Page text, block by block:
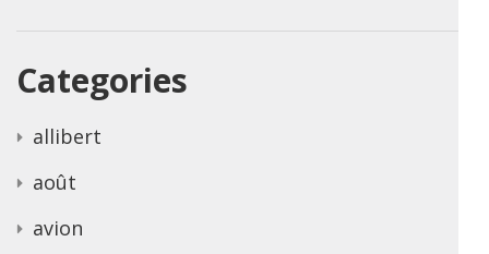
Categories
allibert
août
avion